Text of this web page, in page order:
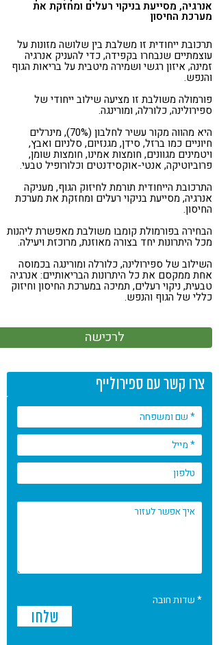
קורונה
טבעונות
אנרגיה, מסייעת בניקוי רעלים ומחזקת את
מערכת החיסון
תרכובת ייחודית זו משלבת בין שלושה מזונות על
עוצמתיים שנבחרו בקפידה, כדי להעניק אנרגיה
זמינה, איזון רגשי ושמירה מיטבית על בריאות הגוף
והנפש.
פורמולה משולבת זו מציעה שילוב ייחודי של
ספירולינה, כלורלה, ומורינגה.
היא מהווה מקור עשיר לחלבון (70%), מינרלים
חיוניים כמו ברזל, סידן, מגנזיום, סלניום ואבץ,
ויטמינים מגוונים, חומצות אמינו, חומצות שומן,
פרוביוטיקה, אנטי-אוקסידנטים וכלורופיל טבעי.
התרכובת הייחודית תורמת לחיזוק הגוף, מעניקה
אנרגיה, מסייעת בניקוי רעלים ומחזקת את מערכת
החיסון.
הבחירה בפורמולת קומבו משולבת מאפשרת ליהנות
מכל היתרונות יחד בצורה מאוזנת, מרוכזת ויעילה.
השילוב של ספירולינה, כלורלה ומורינגה בכמוסה
אחת ממקסם את כל היתרונות הבריאותיים: אנרגיה
טבעית, ניקוי רעלים, תמיכה במערכת החיסון וחיזוק
כללי של הגוף והנפש.
לרכישה
צרו קשר עם ספירולייף
* שדות חובה